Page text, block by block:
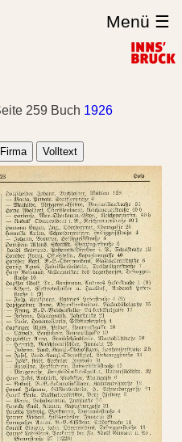
Menü ☰
259 Buch 1926
Firma Volltext